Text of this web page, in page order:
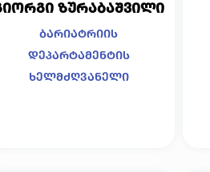
ზურაბაშვილი
ბარიატრიის
დეპარტამენტის
ხელმძღვანელი